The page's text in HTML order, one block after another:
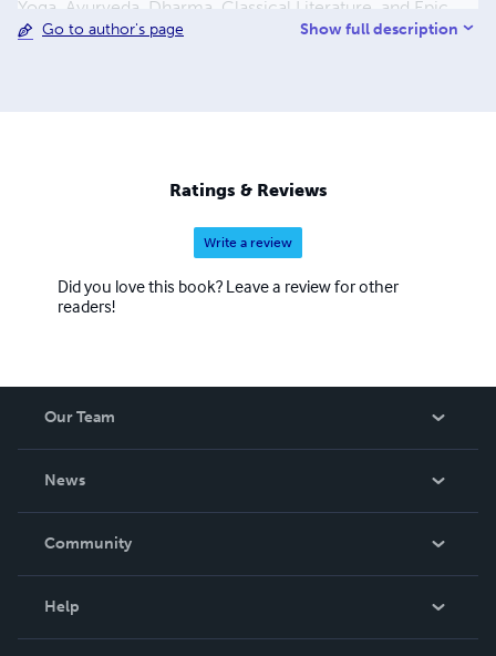
Yoga, Ayurveda, Dharma, Classical Literature, and Epic
Poetry. Each publication is carefully curated, enhanced
multiple languages and formats—including paperback,
hardcover, and digital editions—ensuring that the legacy
of Sanskrit literature is preserved and passed on to future
Go to author's page Show full description
Ratings & Reviews
Write a review
Did you love this book? Leave a review for other
readers!
Our Team
News
In The News
Community
Help